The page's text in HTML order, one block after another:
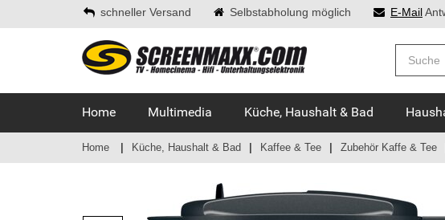
schneller Versand Selbstabholung möglich E-Mail
Home Multimedia Küche, Haushalt & Bad
Home Küche, Haushalt & Bad Kaffee & Tee Zubehör Kaffe & Tee